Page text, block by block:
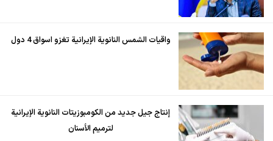
واقيات الشمس النانوية الإيرانية تغزو اسواق 4 دول
إنتاج جيل جديد من الكومبوزيتات النانوية الإيرانية
لترميم الأسنان